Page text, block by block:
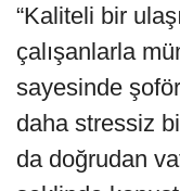
“Kaliteli bir
çalışanlarla
sayesinde
daha stressiz
da doğrudan